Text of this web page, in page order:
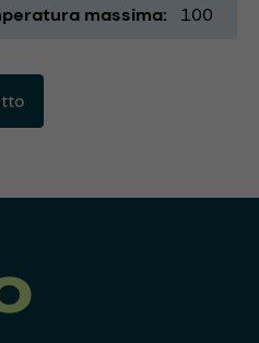
massima 100